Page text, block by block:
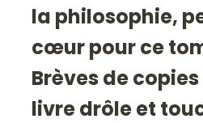
la philosophie,
cœur pour ce
Brèves de copies
livre drôle et